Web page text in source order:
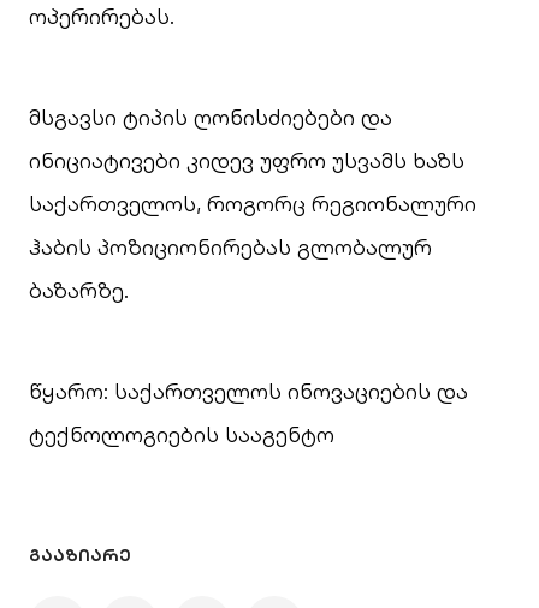
ოპერირებას.
მსგავსი ტიპის ღონისძიებები და
ინიციატივები კიდევ უფრო უსვამს ხაზს
საქართველოს, როგორც რეგიონალური
ჰაბის პოზიციონირებას გლობალურ
ბაზარზე.
წყარო: საქართველოს ინოვაციების და
ტექნოლოგიების სააგენტო
ᲒᲐᲐᲖᲘᲐᲠᲔ